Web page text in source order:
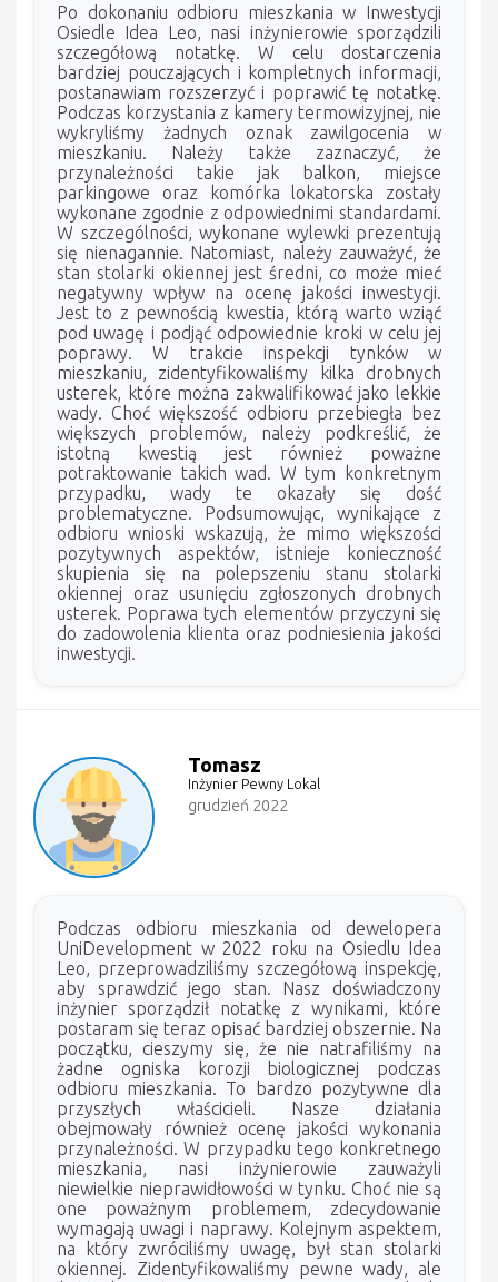
Po dokonaniu odbioru mieszkania w Inwestycji
Osiedle Idea Leo, nasi inżynierowie sporządzili
szczegółową notatkę. W celu dostarczenia
bardziej pouczających i kompletnych informacji,
postanawiam rozszerzyć i poprawić tę notatkę.
Podczas korzystania z kamery termowizyjnej, nie
wykryliśmy żadnych oznak zawilgocenia w
mieszkaniu. Należy także zaznaczyć, że
przynależności takie jak balkon, miejsce
parkingowe oraz komórka lokatorska zostały
wykonane zgodnie z odpowiednimi standardami.
W szczególności, wykonane wylewki prezentują
się nienagannie. Natomiast, należy zauważyć, że
stan stolarki okiennej jest średni, co może mieć
negatywny wpływ na ocenę jakości inwestycji.
Jest to z pewnością kwestia, którą warto wziąć
pod uwagę i podjąć odpowiednie kroki w celu jej
poprawy. W trakcie inspekcji tynków w
mieszkaniu, zidentyfikowaliśmy kilka drobnych
usterek, które można zakwalifikować jako lekkie
wady. Choć większość odbioru przebiegła bez
większych problemów, należy podkreślić, że
istotną kwestią jest również poważne
potraktowanie takich wad. W tym konkretnym
przypadku, wady te okazały się dość
problematyczne. Podsumowując, wynikające z
odbioru wnioski wskazują, że mimo większości
pozytywnych aspektów, istnieje konieczność
skupienia się na polepszeniu stanu stolarki
okiennej oraz usunięciu zgłoszonych drobnych
usterek. Poprawa tych elementów przyczyni się
do zadowolenia klienta oraz podniesienia jakości
inwestycji.
Tomasz
Inżynier Pewny Lokal
grudzień 2022
Podczas odbioru mieszkania od dewelopera
UniDevelopment w 2022 roku na Osiedlu Idea
Leo, przeprowadziliśmy szczegółową inspekcję,
aby sprawdzić jego stan. Nasz doświadczony
inżynier sporządził notatkę z wynikami, które
postaram się teraz opisać bardziej obszernie. Na
początku, cieszymy się, że nie natrafiliśmy na
żadne ogniska korozji biologicznej podczas
odbioru mieszkania. To bardzo pozytywne dla
przyszłych właścicieli. Nasze działania
obejmowały również ocenę jakości wykonania
przynależności. W przypadku tego konkretnego
mieszkania, nasi inżynierowie zauważyli
niewielkie nieprawidłowości w tynku. Choć nie są
one poważnym problemem, zdecydowanie
wymagają uwagi i naprawy. Kolejnym aspektem,
na który zwróciliśmy uwagę, był stan stolarki
okiennej. Zidentyfikowaliśmy pewne wady, ale